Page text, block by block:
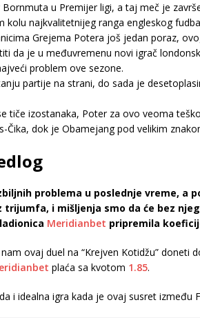
u Premijer ligi, a taj meč je
kolu najkvalitetnijeg ranga engleskog
Grejema Potera još jedan poraz,
da je u međuvremenu novi igrač
problem ove sezone.
partije na strani, do sada je
tiče izostanaka, Poter za ovo veoma
Čika, dok je Obamejang pod velikim
problema u poslednje vreme, a
trijumfa, i mišljenja smo da će bez
Meridianbet pripremila
ovaj duel na “Krejven Kotidžu”
plaća sa kvotom 1.85.
i idealna igra kada je ovaj susret između